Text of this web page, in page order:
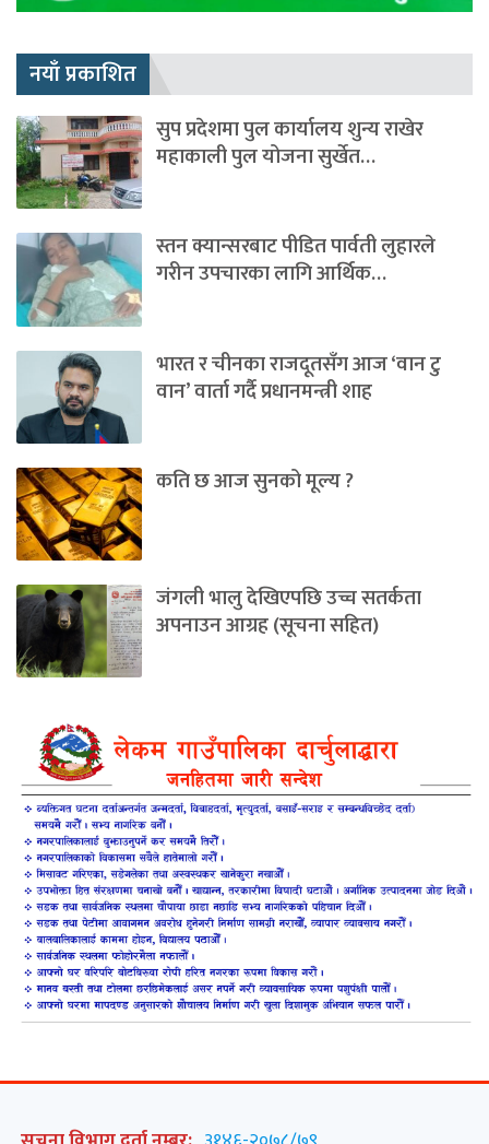
नयाँ प्रकाशित
सुप प्रदेशमा पुल कार्यालय शुन्य राखेर
महाकाली पुल योजना सुर्खेत…
स्तन क्यान्सरबाट पीडित पार्वती लुहारले
गरीन उपचारका लागि आर्थिक…
भारत र चीनका राजदूतसँग आज ‘वान टु
वान’ वार्ता गर्दै प्रधानमन्त्री शाह
कति छ आज सुनको मूल्य ?
जंगली भालु देखिएपछि उच्च सतर्कता
अपनाउन आग्रह (सूचना सहित)